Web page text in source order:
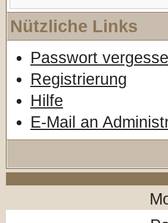
Nützliche Links
Passwort
Registrierung
Hilfe
E-Mail an